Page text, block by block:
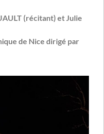
(récitant) et Julie
de Nice dirigé par